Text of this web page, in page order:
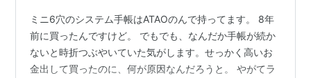
ミニ6穴のシステム手帳はATAOのんで持ってます。 8年
前に買ったんですけど。 でもでも、なんだか手帳が続か
ないと時折つぶやいていた気がします。せっかく高いお
金出して買ったのに、何が原因なんだろうと。 やがてラ